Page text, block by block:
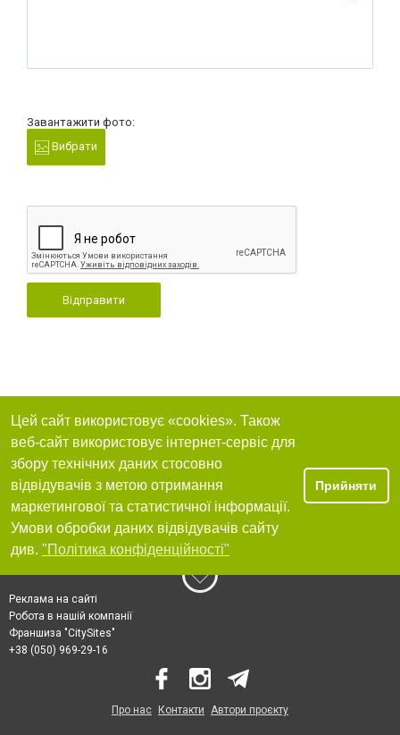
Завантажити фото:
Вибрати
Відправити
Цей сайт використовує «cookies». Також
веб-сайт використовує інтернет-сервіс для
збору технічних даних стосовно
відвідувачів з метою отримання
маркетингової та статистичної інформації.
Умови обробки даних відвідувачів сайту
див. "Політика конфіденційності"
Прийняти
Реклама на сайті
Робота в нашій компанії
Франшиза "CitySites"
+38 (050) 969-29-16
Про нас Контакти Автори проєкту